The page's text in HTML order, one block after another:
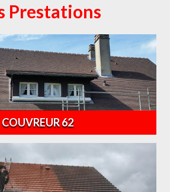
Prestations
COUVREUR 62